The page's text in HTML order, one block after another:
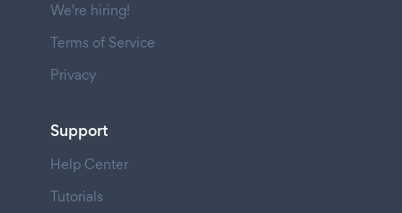
We're hiring!
Terms of Service
Privacy
Support
Help Center
Tutorials